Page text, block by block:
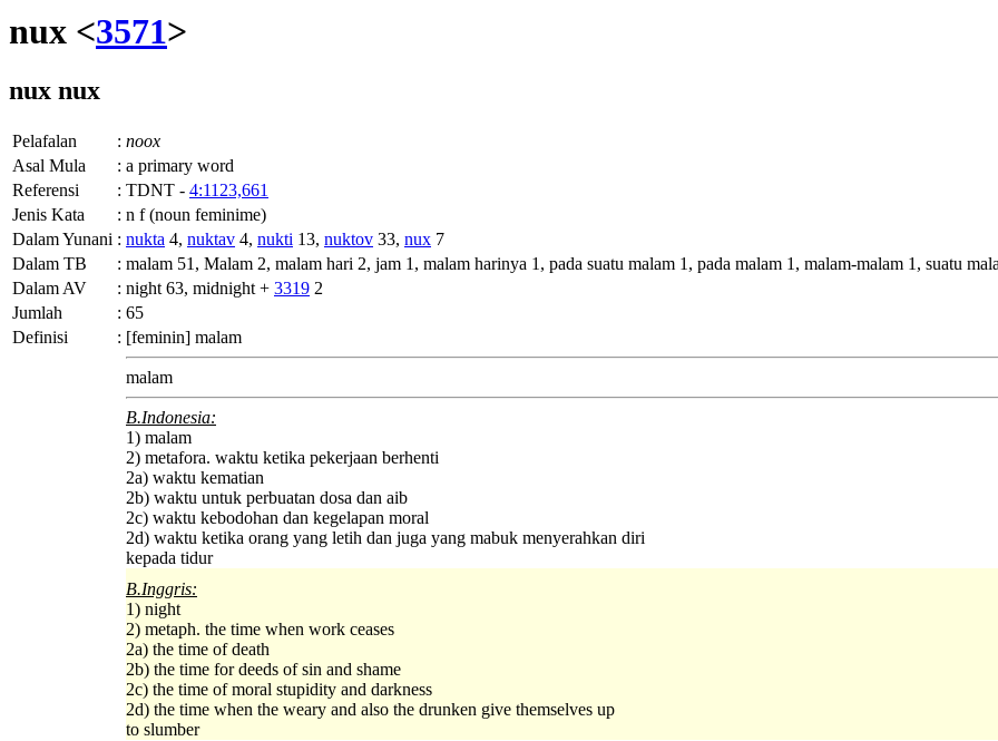
nux <3571>
nux nux
Pelafalan : noox
Asal Mula
: a primary word
Referensi
: TDNT - 4:1123,661
Jenis Kata
: n f (noun feminime)
Dalam Yunani : nukta 4, nuktav 4, nukti 13, nuktov 33, nux 7
Dalam TB
: malam 51, Malam 2, malam hari 2, jam 1, malam harinya 1, pada suatu malam 1, pada malam 1, malam-malam 1, suatu
Dalam AV
: night 63, midnight + 3319 2
Jumlah
: 65
Definisi
: [feminin] malam
malam
B.Indonesia:
1) malam
2) metafora. waktu ketika pekerjaan berhenti
2a) waktu kematian
2b) waktu untuk perbuatan dosa dan aib
2c) waktu kebodohan dan kegelapan moral
2d) waktu ketika orang yang letih dan juga yang mabuk menyerahkan diri
kepada tidur
B.Inggris:
1) night
2) metaph. the time when work ceases
2a) the time of death
2b) the time for deeds of sin and shame
2c) the time of moral stupidity and darkness
2d) the time when the weary and also the drunken give themselves up
to slumber